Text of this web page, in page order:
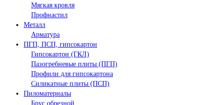
Мягкая кровля
Профнастил
Металл
Арматура
ПГП, ПСП, гипсокартон
Гипсокартон (ГКЛ)
Пазогребневые плиты (ПГП)
Профили для гипсокартона
Силикатные плиты (ПСП)
Пиломатериалы
Брус обрезной